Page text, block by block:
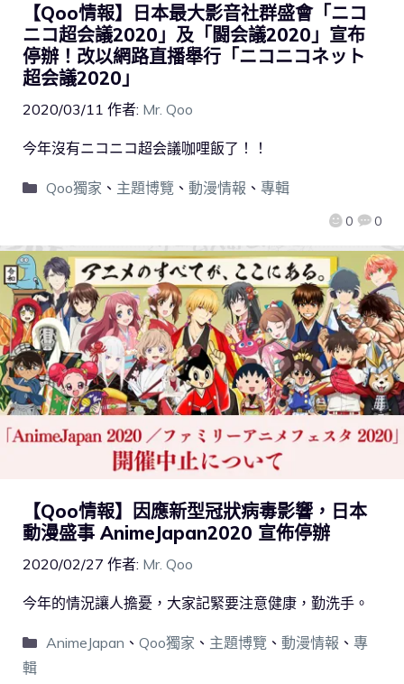
【Qoo情報】日本最大影音社群盛會「ニコ
ニコ超会議2020」及「闘会議2020」宣布
停辦！改以網路直播舉行「ニコニコネット
超会議2020」
2020/03/11 作者: Mr. Qoo
0 0
今年沒有ニコニコ超会議咖哩飯了！！
Qoo獨家 、 主題博覽 、 動漫情報 、 專輯
【Qoo情報】因應新型冠狀病毒影響，日本
動漫盛事 AnimeJapan2020 宣佈停辦
2020/02/27 作者: Mr. Qoo
今年的情況讓人擔憂，大家記緊要注意健康，勤洗手。
AnimeJapan 、 Qoo獨家 、 主題博覽 、 動漫情報 、 專
輯